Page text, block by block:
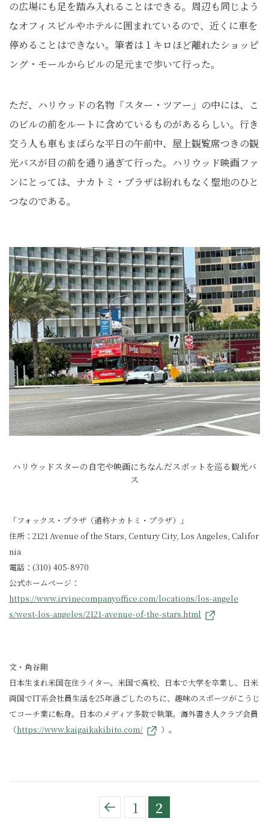
の広場にも足を踏み入れることはできる。周辺も同じよう
なオフィスビルやホテルに囲まれているので、近くに車を
停めることはできない。筆者は１キロほど離れたショッピ
ング・モールからビルの足元まで歩いて行った。
ただ、ハリウッドの名物「スター・ツアー」の中には、こ
のビルの前をルートに含めているものがあるらしい。行き
交う人も車もまばらな平日の午前中、屋上観覧席つきの観
光バスが目の前を通り過ぎて行った。ハリウッド映画ファ
ンにとっては、ナカトミ・プラザは紛れもなく聖地のひと
つなのである。
ハリウッドスターの自宅や映画にちなんだスポットを巡る観光バ
ス
「フォックス・プラザ（通称ナカトミ・プラザ）」
住所：2121 Avenue of the Stars, Century City, Los Angeles, Califor
nia
電話：(310) 405-8970
公式ホームページ：
https://www.irvinecompanyoffice.com/locations/los-angele
s/west-los-angeles/2121-avenue-of-the-stars.html
文・角谷剛
日本生まれ米国在住ライター。米国で高校、日本で大学を卒業し、日米
両国でIT系会社員生活を25年過ごしたのちに、趣味のスポーツがこうじ
てコーチ業に転身。日本のメディア多数で執筆。海外書き人クラブ会員
（https://www.kaigaikakibito.com/ ）。
1 2